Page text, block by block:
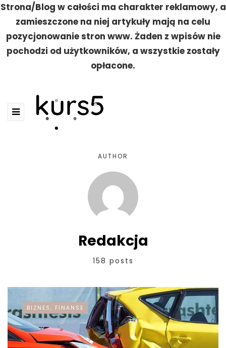
Strona/Blog w całości ma charakter reklamowy, a
zamieszczone na niej artykuły mają na celu
pozycjonowanie stron www. Żaden z wpisów nie
pochodzi od użytkowników, a wszystkie zostały
opłacone.
AUTHOR
Redakcja
158 posts
BIZNES, FINANSE